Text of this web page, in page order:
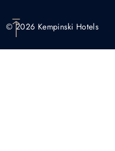
© 2026 Kempinski Hotels